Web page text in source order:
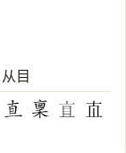
目